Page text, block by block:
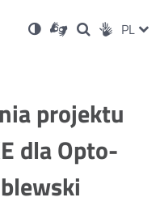
Ustawienia
Wersja
kontrastowa
Dla
niesłyszących
OtwórzOtwórz
w
Otwórz
w
Social PL
projektu
dla Opto-